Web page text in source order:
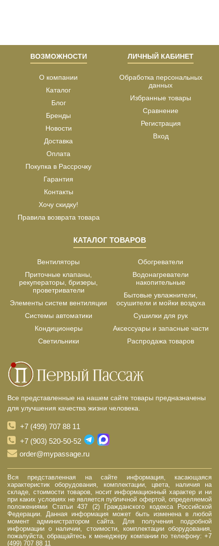
ВОЗМОЖНОСТИ
О компании
Каталог
Блог
Бренды
Новости
Доставка
Оплата
Покупка в Рассрочку
Гарантия
Контакты
Хочу скидку!
Правила возврата товара
ЛИЧНЫЙ КАБИНЕТ
Обработка персональных
данных
Избранные товары
Сравнение
Регистрация
Вход
КАТАЛОГ ТОВАРОВ
Вентиляторы
Приточные клапаны,
рекуператоры, бризеры,
проветриватели
Элементы систем вентиляции
Системы автоматики
Кондиционеры
Светильники
Обогреватели
Водонагреватели
накопительные
Бытовые увлажнители,
осушители и мойки воздуха
Сушилки для рук
Аксессуары и запасные части
Распродажа товаров
Все представленные на нашем сайте товары предназначены
для улучшения качества жизни человека.
+7 (499) 707 88 11
+7 (903) 520-50-52
order@mypassage.ru
Вся представленная на сайте информация, касающаяся
характеристик оборудования, комплектации, цвета, наличия на
складе, стоимости товаров, носит информационный характер и ни
при каких условиях не является публичной офертой, определяемой
положениями Статьи 437 (2) Гражданского кодекса Российской
Федерации. Данная информация может быть изменена в любой
момент администратором сайта. Для получения подробной
информации о наличии, стоимости, комплектации оборудования,
пожалуйста, обращайтесь к менеджеру компании по телефону: +7
(499) 707 88 11